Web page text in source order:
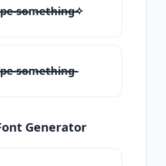
̶̴s̶̴o̶̴m̶̴e̶̴t̶̴h̶̴i̶̴n̶̴g̶̴✧
̶̴s̶̴o̶̴m̶̴e̶̴t̶̴h̶̴i̶̴n̶̴g̶̴
Generator